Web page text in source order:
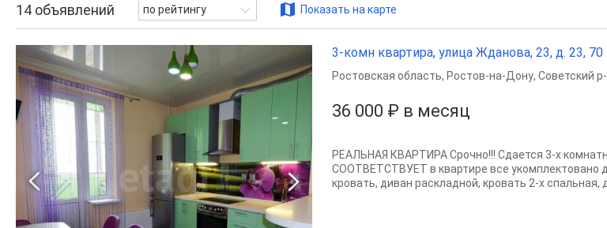
14 объявлений по рейтингу Показать на карте
3-комн квартира, улица Жданова, 23, д. 23, 70
36 000 ₽ в месяц
Ростовская область, Ростов-на-Дону, Советский
РЕАЛЬНАЯ КВАРТИРА Срочно!!! Сдается 3-х
СООТВЕТСТВУЕТ в квартире все укомплектовано
кровать, диван раскладной, кровать 2-х спальная,